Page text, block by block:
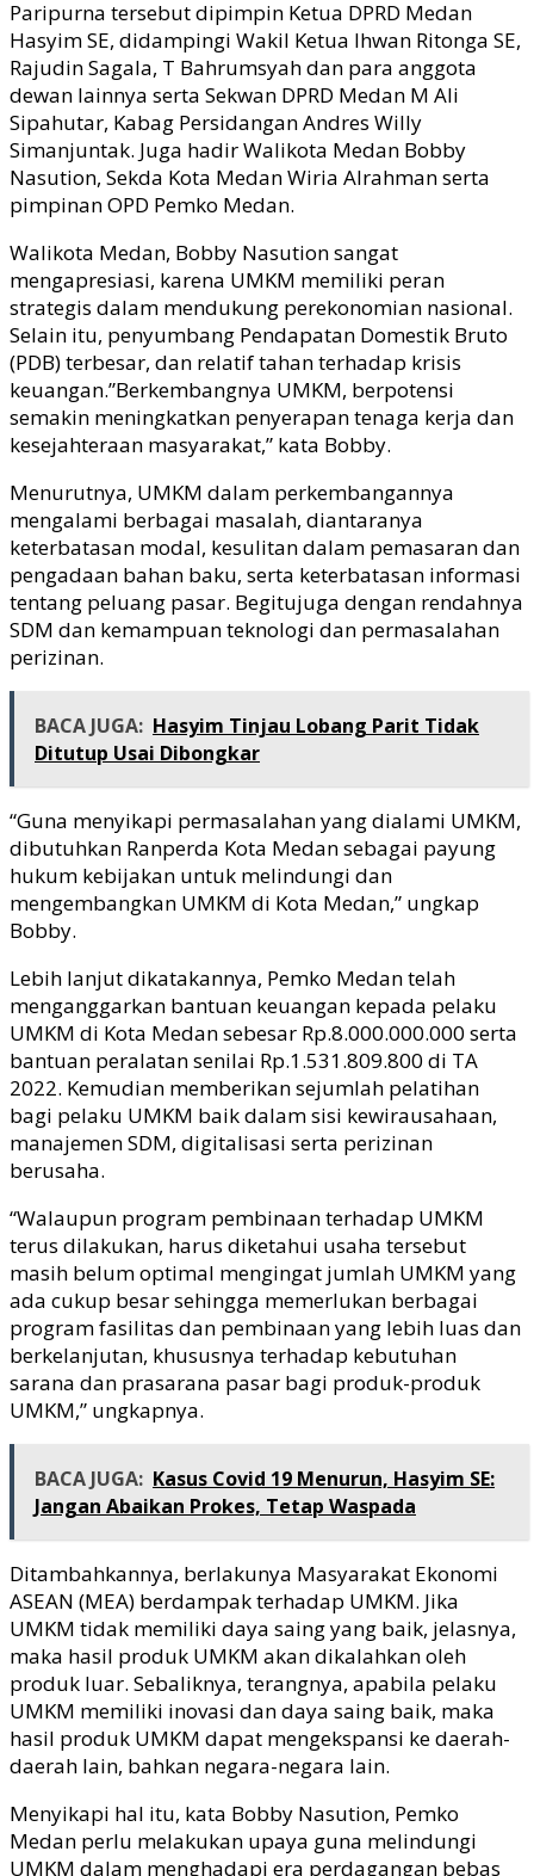
Paripurna tersebut dipimpin Ketua DPRD Medan
Hasyim SE, didampingi Wakil Ketua Ihwan Ritonga SE,
Rajudin Sagala, T Bahrumsyah dan para anggota
dewan lainnya serta Sekwan DPRD Medan M Ali
Sipahutar, Kabag Persidangan Andres Willy
Simanjuntak. Juga hadir Walikota Medan Bobby
Nasution, Sekda Kota Medan Wiria Alrahman serta
pimpinan OPD Pemko Medan.
Walikota Medan, Bobby Nasution sangat
mengapresiasi, karena UMKM memiliki peran
strategis dalam mendukung perekonomian nasional.
Selain itu, penyumbang Pendapatan Domestik Bruto
(PDB) terbesar, dan relatif tahan terhadap krisis
keuangan.”Berkembangnya UMKM, berpotensi
semakin meningkatkan penyerapan tenaga kerja dan
kesejahteraan masyarakat,” kata Bobby.
Menurutnya, UMKM dalam perkembangannya
mengalami berbagai masalah, diantaranya
keterbatasan modal, kesulitan dalam pemasaran dan
pengadaan bahan baku, serta keterbatasan informasi
tentang peluang pasar. Begitujuga dengan rendahnya
SDM dan kemampuan teknologi dan permasalahan
perizinan.
BACA JUGA: Hasyim Tinjau Lobang Parit Tidak
Ditutup Usai Dibongkar
“Guna menyikapi permasalahan yang dialami UMKM,
dibutuhkan Ranperda Kota Medan sebagai payung
hukum kebijakan untuk melindungi dan
mengembangkan UMKM di Kota Medan,” ungkap
Bobby.
Lebih lanjut dikatakannya, Pemko Medan telah
menganggarkan bantuan keuangan kepada pelaku
UMKM di Kota Medan sebesar Rp.8.000.000.000 serta
bantuan peralatan senilai Rp.1.531.809.800 di TA
2022. Kemudian memberikan sejumlah pelatihan
bagi pelaku UMKM baik dalam sisi kewirausahaan,
manajemen SDM, digitalisasi serta perizinan
berusaha.
“Walaupun program pembinaan terhadap UMKM
terus dilakukan, harus diketahui usaha tersebut
masih belum optimal mengingat jumlah UMKM yang
ada cukup besar sehingga memerlukan berbagai
program fasilitas dan pembinaan yang lebih luas dan
berkelanjutan, khususnya terhadap kebutuhan
sarana dan prasarana pasar bagi produk-produk
UMKM,” ungkapnya.
BACA JUGA: Kasus Covid 19 Menurun, Hasyim SE:
Jangan Abaikan Prokes, Tetap Waspada
Ditambahkannya, berlakunya Masyarakat Ekonomi
ASEAN (MEA) berdampak terhadap UMKM. Jika
UMKM tidak memiliki daya saing yang baik, jelasnya,
maka hasil produk UMKM akan dikalahkan oleh
produk luar. Sebaliknya, terangnya, apabila pelaku
UMKM memiliki inovasi dan daya saing baik, maka
hasil produk UMKM dapat mengekspansi ke daerah-
daerah lain, bahkan negara-negara lain.
Menyikapi hal itu, kata Bobby Nasution, Pemko
Medan perlu melakukan upaya guna melindungi
UMKM dalam menghadapi era perdagangan bebas